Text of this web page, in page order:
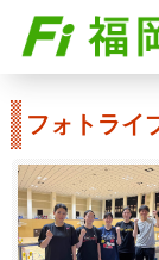
フォトライ